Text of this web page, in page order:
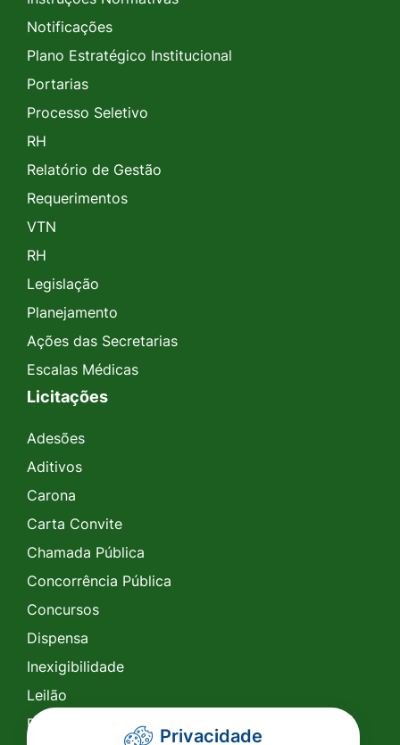
Notificações
Plano Estratégico Institucional
Portarias
Processo Seletivo
RH
Relatório de Gestão
Requerimentos
VTN
RH
Legislação
Planejamento
Ações das Secretarias
Escalas Médicas
Licitações
Adesões
Aditivos
Carona
Carta Convite
Chamada Pública
Concorrência Pública
Concursos
Dispensa
Inexigibilidade
Leilão
Pregão Eletrônico
Privacidade